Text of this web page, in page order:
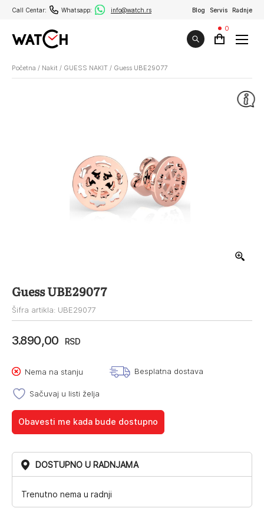
Call Centar: Whatsapp: info@watch.rs Blog Servis Radnje
0
Početna / Nakit / GUESS NAKIT / Guess UBE29077
Guess UBE29077
Šifra artikla: UBE29077
3.890,00 RSD
Nema na stanju Besplatna dostava
Sačuvaj u listi želja
Obavesti me kada bude dostupno
DOSTUPNO U RADNJAMA
Trenutno nema u radnji